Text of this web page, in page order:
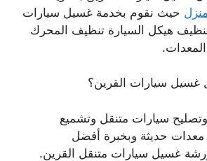
حيث نقوم بخدمة غسيل سيارات
هيكل السيارة تنظيف المحرك
غسيل سيارات القرين؟
سيارات متنقل وتشميع
معدات حديثة وبخبرة أفضل
غسيل سيارات متنقل القرين.